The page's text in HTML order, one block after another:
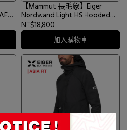
色
【Mammut 長毛象】Eiger
Nordwand Light HS Hooded
Jkt 極限艾格輕量GTX防風防水
連帽外套 黑色 男款 #1010-
NT$18,800
加入購物車